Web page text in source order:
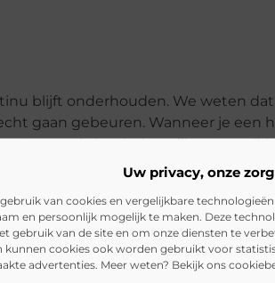
Uw privacy, onze zorg
van cookies en vergelijkbare
en persoonlijk mogelijk te maken. Deze
gebruik van de site en om onze diensten te
kunnen cookies ook worden gebruikt voor
advertenties. Meer weten? Bekijk ons
blijft onderhouden. We weten
gaan gebeuren. Wanneer je een
Daarom is het belangrijk om op
onkruid, planten op tijd te
Pinterest